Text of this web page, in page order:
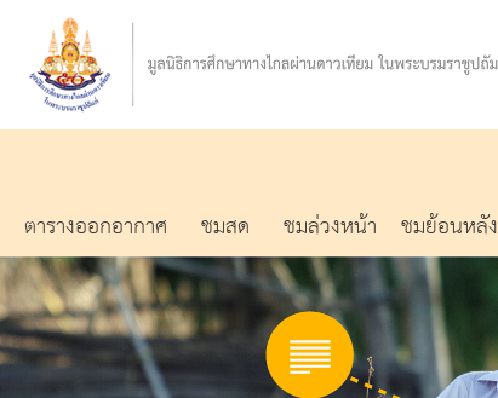
ตารางออกอากาศ ชมสด ชมล่วงหน้า ชมย้อนหลัง